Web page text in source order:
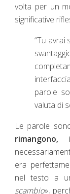
volta per un
significative
“Tu avrai
parole
valuta di
Le parole
era
nel testo a
scambio»,